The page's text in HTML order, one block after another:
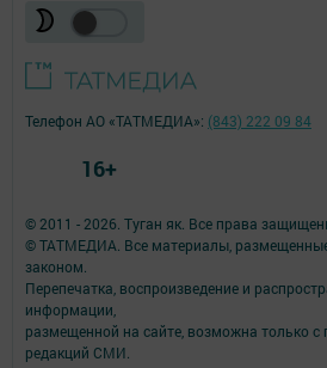
© 2011 - 2026. Туган як. Все права
© ТАТМЕДИА. Все материалы,
законом.
Перепечатка, воспроизведение и
информации,
размещенной на сайте, возможна только с
редакций СМИ.
Телефон АО «ТАТМЕДИА»: (843) 222 09 84
16+